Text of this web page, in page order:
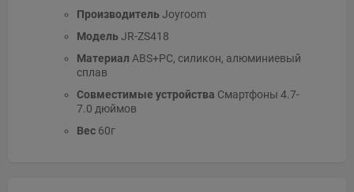
ПроизводительJoyroom
МодельJR-ZS418
Материал ABS+PC, силикон, алюминиевый
сплав
Совместимые устройства Смартфоны 4.7-
7.0 дюймов
Вес60г